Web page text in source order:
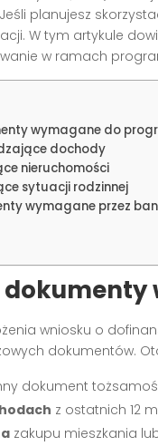
planujesz
W tym artykule
w ramach
wymagane do
dochody
nieruchomości
sytuacji rodzinnej
wymagane przez
wniosku o
dokumentów.
dokument
z ostatnich 12
zakupu mieszkania